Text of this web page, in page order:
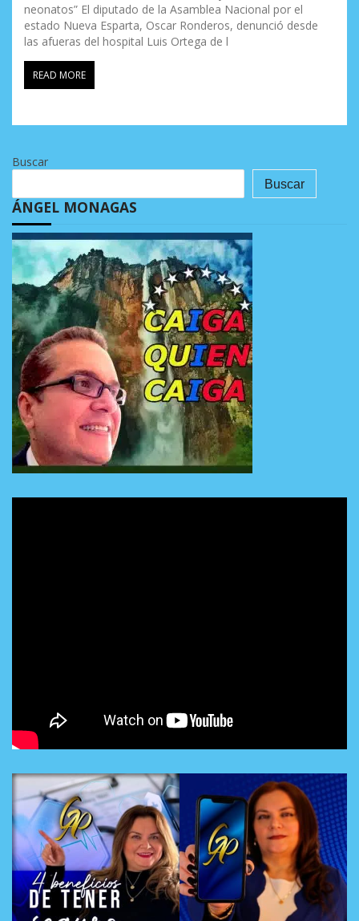
neonatos” El diputado de la Asamblea Nacional por el
estado Nueva Esparta, Oscar Ronderos, denunció desde
las afueras del hospital Luis Ortega de l
READ MORE
Buscar
Buscar
ÁNGEL MONAGAS